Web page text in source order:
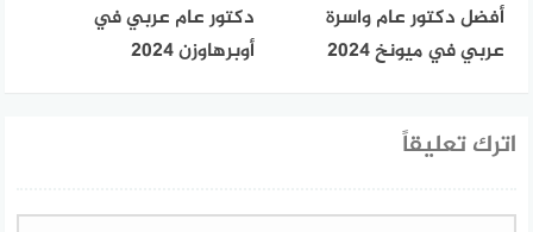
أفضل دكتور عام واسرة
عربي في ميونخ 2024
دكتور عام عربي في
أوبرهاوزن 2024
اترك تعليقاً